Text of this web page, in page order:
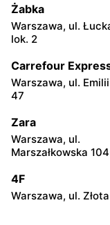
moje sklepy
Jadachy, ul.
Kazimierza Wielka,
Kolejowa 15
Górki, ul. Górki 71
Iwierzyce, ul.
152A
Żabka
Warszawa, ul.
lok. 2
Carrefour
Warszawa, ul.
47
Zara
Warszawa, ul.
Marszałkowska
4F
Warszawa, ul.